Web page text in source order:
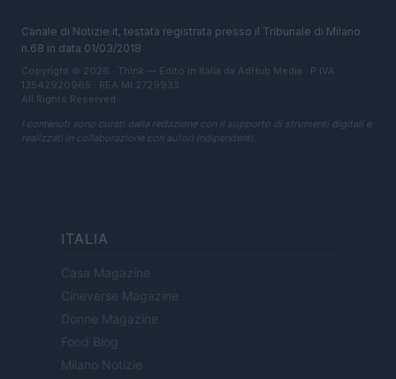
Canale di Notizie.it, testata registrata presso il Tribunale di Milano
n.68 in data 01/03/2018
Copyright © 2026 · Think — Edito in Italia da AdHub Media · P.IVA
13542920965 · REA MI 2729933
All Rights Reserved
I contenuti sono curati dalla redazione con il supporto di strumenti digitali e
realizzati in collaborazione con autori indipendenti.
ITALIA
Casa Magazine
Cineverse Magazine
Donne Magazine
Food Blog
Milano Notizie